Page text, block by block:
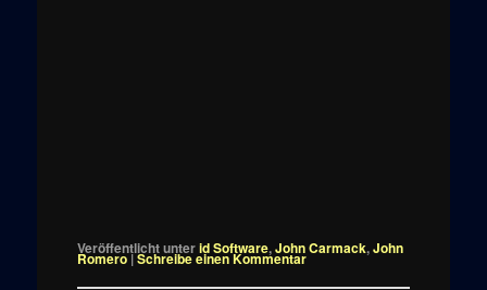
Veröffentlicht unterid Software,John Carmack,John
Romero|Schreibe einen Kommentar